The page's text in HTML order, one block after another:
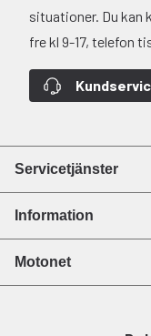
situationer. Du kan
fre kl 9-17, telefon
Servicetjänster
Information
Motonet